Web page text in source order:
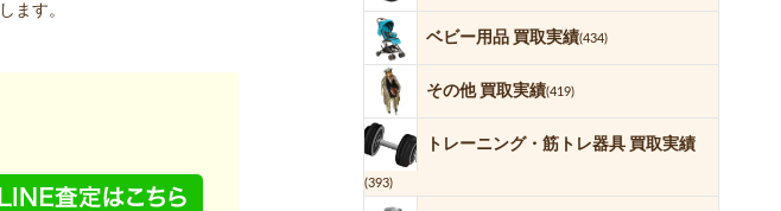
ます。
ベビー用品 買取実績(434)
その他 買取実績(419)
トレーニング・筋トレ器具 買取実績
(393)